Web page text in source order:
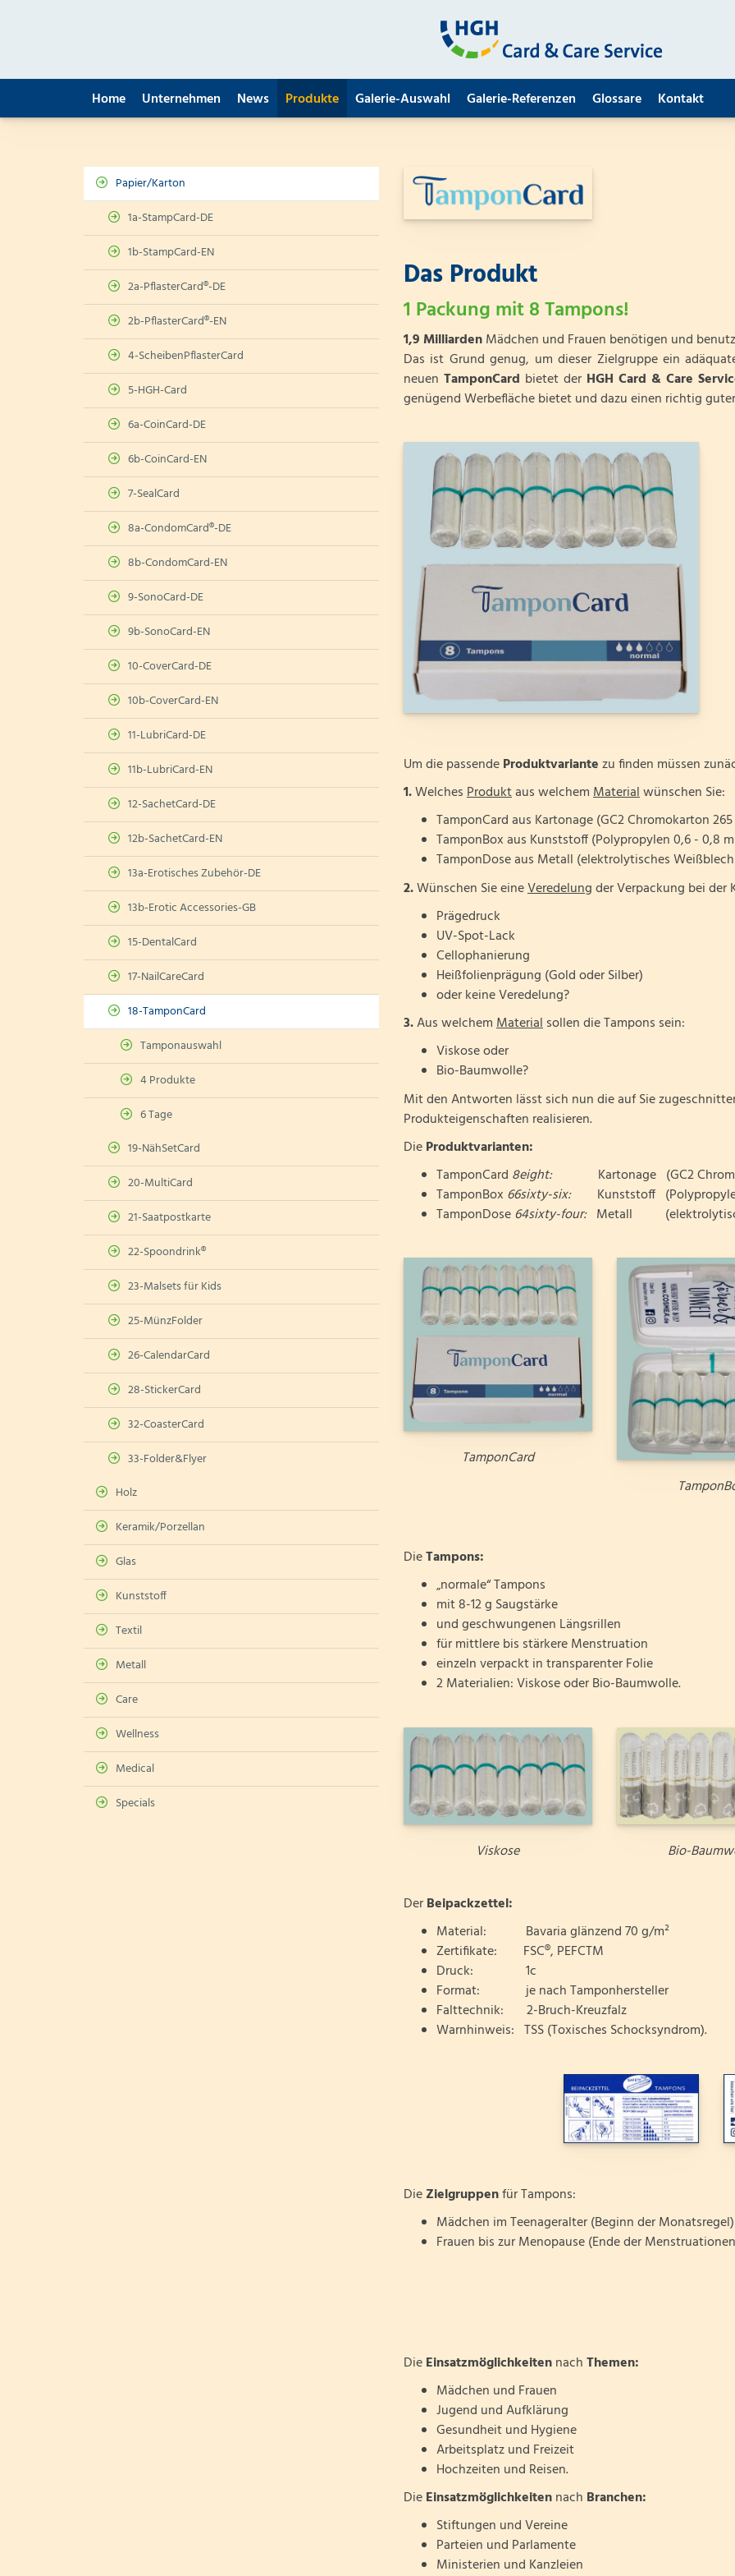
Home Unternehmen News Produkte Galerie-Auswahl Galerie-Referenzen Glossare Kontakt
Das Produkt
1 Packung mit 8 Tampons!
1,9 MilliardenMädchen und Frauen benötigen und
Das ist Grund genug, um dieser Zielgruppe ein
neuen TamponCard bietet der HGH Card & Care
genügend Werbefläche bietet und dazu einen richtig
Um die passendeProduktvariantezu finden müssen
1.WelchesProduktaus welchemMaterialwünschen Sie:
TamponCard aus Kartonage (GC2 Chromokarton
TamponBox aus Kunststoff (Polypropylen 0,6 - 0,8
TamponDose aus Metall (elektrolytisches
2.Wünschen Sie eineVeredelungder Verpackung bei der
Prägedruck
UV-Spot-Lack
Cellophanierung
Heißfolienprägung (Gold oder Silber)
oder keine Veredelung?
3.Aus welchemMaterialsollen die Tampons sein:
Viskose oder
Bio-Baumwolle?
Mit den Antworten lässt sich nun die auf Sie
Produkteigenschaften realisieren.
DieProduktvarianten:
TamponCard 8eight:Kartonage (GC2
TamponBox 66sixty-six:
Kunststoff
TamponDose64sixty-four:Metall
TamponCard
DieTampons:
„normale“ Tampons
mit 8-12 g Saugstärke
und geschwungenen Längsrillen
für mittlere bis stärkere Menstruation
einzeln verpackt in transparenter Folie
2 Materialien: Viskose oder Bio-Baumwolle.
Viskose Bio-
DerBeipackzettel:
Material: Bavaria glänzend 70 g/m²
Zertifikate: FSC®, PEFCTM
Druck: 1c
Format: je nach Tamponhersteller
Falttechnik: 2-Bruch-Kreuzfalz
Warnhinweis: TSS (Toxisches Schocksyndrom).
DieZielgruppenfür Tampons:
Mädchen im Teenageralter (Beginn der Monatsregel)
Frauen bis zur Menopause (Ende der
DieEinsatzmöglichkeitennachThemen:
Mädchen und Frauen
Jugend und Aufklärung
Gesundheit und Hygiene
Arbeitsplatz und Freizeit
Hochzeiten und Reisen.
DieEinsatzmöglichkeitennach Branchen:
Stiftungen und Vereine
Parteien und Parlamente
Ministerien und Kanzleien
Papier/Karton
1a-StampCard-DE
1b-StampCard-EN
2a-PflasterCard®-DE
2b-PflasterCard®-EN
4-ScheibenPflasterCard
5-HGH-Card
6a-CoinCard-DE
6b-CoinCard-EN
7-SealCard
8a-CondomCard®-DE
8b-CondomCard-EN
9-SonoCard-DE
9b-SonoCard-EN
10-CoverCard-DE
10b-CoverCard-EN
11-LubriCard-DE
11b-LubriCard-EN
12-SachetCard-DE
12b-SachetCard-EN
13a-Erotisches Zubehör-DE
13b-Erotic Accessories-GB
15-DentalCard
17-NailCareCard
18-TamponCard
Tamponauswahl
4 Produkte
6 Tage
19-NähSetCard
20-MultiCard
21-Saatpostkarte
22-Spoondrink®
23-Malsets für Kids
25-MünzFolder
26-CalendarCard
28-StickerCard
32-CoasterCard
33-Folder&Flyer
Holz
Keramik/Porzellan
Glas
Kunststoff
Textil
Metall
Care
Wellness
Medical
Specials